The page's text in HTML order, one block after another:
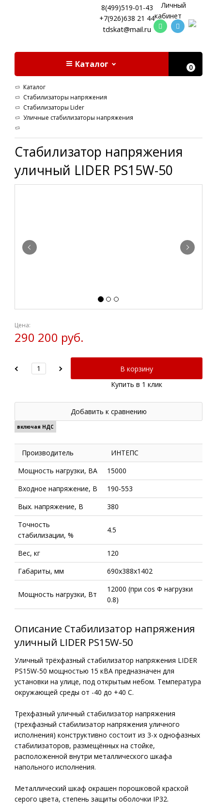
8(499)519-01-43
+7(926)638 21 44
tdskat@mail.ru
Личный
кабинет
Каталог 0
Каталог
Стабилизаторы напряжения
Стабилизаторы Lider
Уличные стабилизаторы напряжения
Стабилизатор напряжения
уличный LIDER PS15W-50
Цена:
290 200 руб.
В корзину
Купить в 1 клик
Добавить к сравнению
включая НДС
Производитель
ИНТЕПС
Мощность нагрузки, ВА
15000
Входное напряжение, В
190-553
Вых. напряжение, В
380
Точность
стабилизации, %
4.5
Вес, кг
120
Габариты, мм
690х388х1402
Мощность нагрузки, Вт
12000 (при cos Ф нагрузки
0.8)
Описание Стабилизатор напряжения
уличный LIDER PS15W-50
Уличный трёхфазный стабилизатор напряжения LIDER
PS15W-50 мощностью 15 кВА предназначен для
установки на улице, под открытым небом. Температура
окружающей среды от -40 до +40 С.
Трехфазный уличный стабилизатор напряжения
(трехфазный стабилизатор напряжения уличного
исполнения) конструктивно состоит из 3-х однофазных
стабилизаторов, размещённых на стойке,
расположенной внутри металлического шкафа
напольного исполнения.
Металлический шкаф окрашен порошковой краской
серого цвета, степень защиты оболочки IP32.